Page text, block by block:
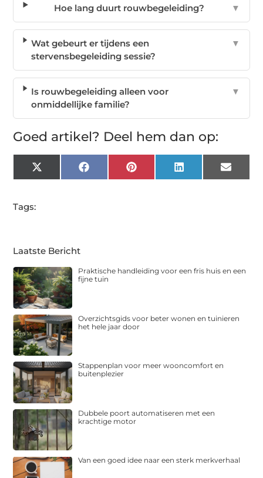
Hoe lang duurt rouwbegeleiding? ▼
Wat gebeurt er tijdens een
stervensbegeleiding sessie?
▼
Is rouwbegeleiding alleen voor
onmiddellijke familie?
▼
Goed artikel? Deel hem dan op:
X
(Twitter)
FacebookPinterest LinkedIn Email
Tags:
Laatste Bericht
Praktische handleiding voor een fris huis en een
fijne tuin
Overzichtsgids voor beter wonen en tuinieren
het hele jaar door
Stappenplan voor meer wooncomfort en
buitenplezier
Dubbele poort automatiseren met een
krachtige motor
Van een goed idee naar een sterk merkverhaal